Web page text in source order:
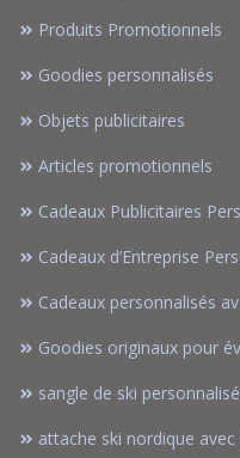
Produits Promotionnels
Goodies personnalisés
Objets publicitaires
Articles promotionnels
Cadeaux Publicitaires
Cadeaux d’Entreprise
Cadeaux personnalisés
Goodies originaux pour
sangle de ski
attache ski nordique